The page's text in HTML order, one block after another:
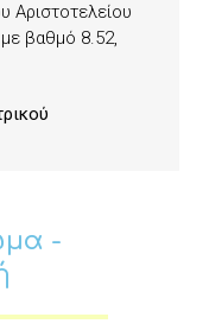
Αριστοτελείου
βαθμό 8.52,
-